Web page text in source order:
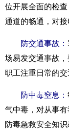
位开展全面的检
通道的畅通，对接
防交通事故：
场易发交通事故
职工注重日常的交
防中毒窒息：
气中毒，对从事
防毒急救安全知识